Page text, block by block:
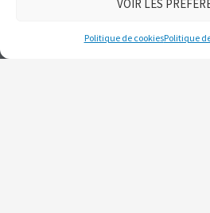
VOIR LES
Politique de cookiesPolitique